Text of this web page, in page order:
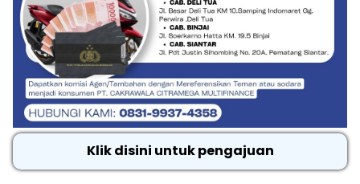
Klik disini untuk pengajuan